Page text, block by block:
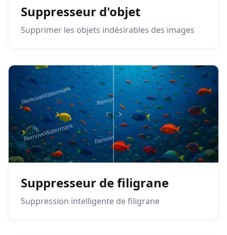
Suppresseur d'objet
Supprimer les objets indésirables des images
Suppresseur de filigrane
Suppression intelligente de filigrane